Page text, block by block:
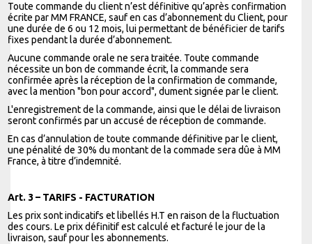
Toute commande du client n’est définitive qu’après confirmation
écrite par MM FRANCE, sauf en cas d’abonnement du Client, pour
une durée de 6 ou 12 mois, lui permettant de bénéficier de tarifs
fixes pendant la durée d’abonnement.
Aucune commande orale ne sera traitée. Toute commande
nécessite un bon de commande écrit, la commande sera
confirmée après la réception de la confirmation de commande,
avec la mention "bon pour accord", dument signée par le client.
L'enregistrement de la commande, ainsi que le délai de livraison
seront confirmés par un accusé de réception de commande.
En cas d’annulation de toute commande définitive par le client,
une pénalité de 30% du montant de la commade sera dûe à MM
France, à titre d’indemnité.
Art. 3 – TARIFS - FACTURATION
Les prix sont indicatifs et libellés H.T en raison de la fluctuation
des cours. Le prix définitif est calculé et facturé le jour de la
livraison, sauf pour les abonnements.